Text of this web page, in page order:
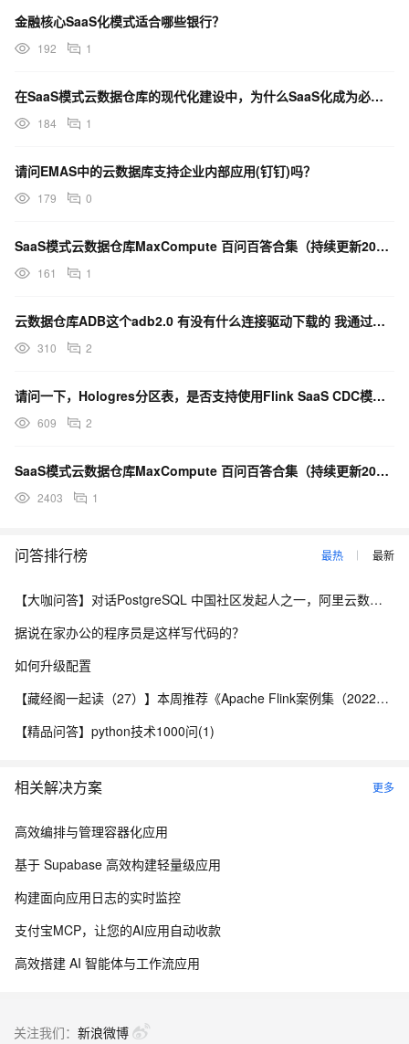
金融核心SaaS化模式适合哪些银行？
192 1
在SaaS模式云数据仓库的现代化建设中，为什么SaaS化成为必然趋势？
184 1
请问EMAS中的云数据库支持企业内部应用(钉钉)吗？
179 0
SaaS模式云数据仓库MaxCompute 百问百答合集（持续更新20220928）
161 1
云数据仓库ADB这个adb2.0 有没有什么连接驱动下载的 我通过应用连接提示解析表结构失败？
310 2
请问一下，Hologres分区表，是否支持使用Flink SaaS CDC模式直接消费分区表父表吗？
609 2
SaaS模式云数据仓库MaxCompute 百问百答合集（持续更新20220314）
2403 1
问答排行榜 最热 最新
【大咖问答】对话PostgreSQL 中国社区发起人之一，阿里云数据库高级专家 德哥
据说在家办公的程序员是这样写代码的？
如何升级配置
【藏经阁一起读（27）】本周推荐《Apache Flink案例集（2022版）》，你有哪些心得？
【精品问答】python技术1000问(1)
相关解决方案 更多
高效编排与管理容器化应用
基于 Supabase 高效构建轻量级应用
构建面向应用日志的实时监控
支付宝MCP，让您的AI应用自动收款
高效搭建 AI 智能体与工作流应用
关注我们： 新浪微博